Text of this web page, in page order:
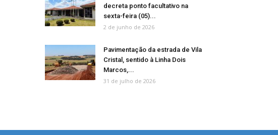
decreta ponto facultativo na
sexta-feira (05)...
2 de junho de 2026
Pavimentação da estrada de Vila
Cristal, sentido à Linha Dois
Marcos,...
31 de julho de 2026